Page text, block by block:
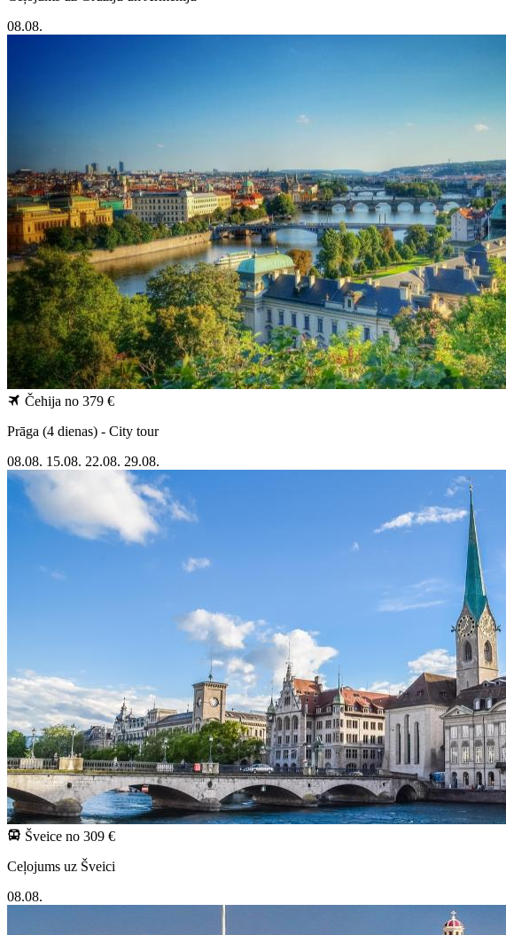
08.08.
Čehija no 379 €
Prāga (4 dienas) - City tour
08.08. 15.08. 22.08. 29.08.
Šveice no 309 €
Ceļojums uz Šveici
08.08.